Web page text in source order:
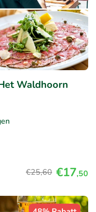
Waldhoorn
€25,60 €17,50